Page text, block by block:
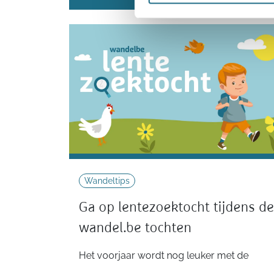
Wandeltips
Ga op lentezoektocht tijdens de
wandel.be tochten
Het voorjaar wordt nog leuker met de